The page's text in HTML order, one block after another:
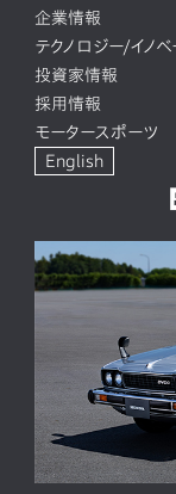
企業情報
テクノロジー/イノベ
投資家情報
採用情報
モータースポーツ
English